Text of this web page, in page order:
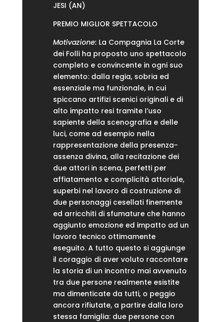
JESI (AN)
PREMIO MIGLIOR SPETTACOLO
Motivazione: La Compagnia La Corte
dei Folli ha proposto uno spettacolo
completo e convincente in ogni suo
elemento: dalla regia, sobria ed
essenziale ma funzionale, in cui
spiccano artifizi scenici originali e di
alto impatto resi tramite I’uso
sapiente della scenografia e delle
luci, come ad esempio nella
rappresentazione della presenza-
assenza divina, alla recitazione dei
due attori in scena, perfetti per
affiatamento e complicità attoriale,
superbi nel lavoro di costruzione di
due personaggi cesellati finemente
ed arricchiti di sfumature che hanno
aggiunto emozione ed impatto ad un
lavoro tecnico ottimamente
eseguito. A tutto questo si aggiunge
il coraggio di aver voluto raccontare
la storia di un incontro mai avvenuto
tra due persone realmente esistite
ma dimenticate da tutti, o peggio
ancora rifiutate, a partire dalla loro
stessa famiglia: due persone con